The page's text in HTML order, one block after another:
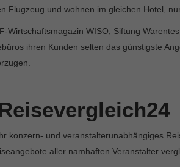
Flugzeug und wohnen im gleichen Hotel,
Wirtschaftsmagazin WISO, Siftung
ihren Kunden selten das günstigste
konzern- und veranstalterunabhängiges
aller namhaften Veranstalter